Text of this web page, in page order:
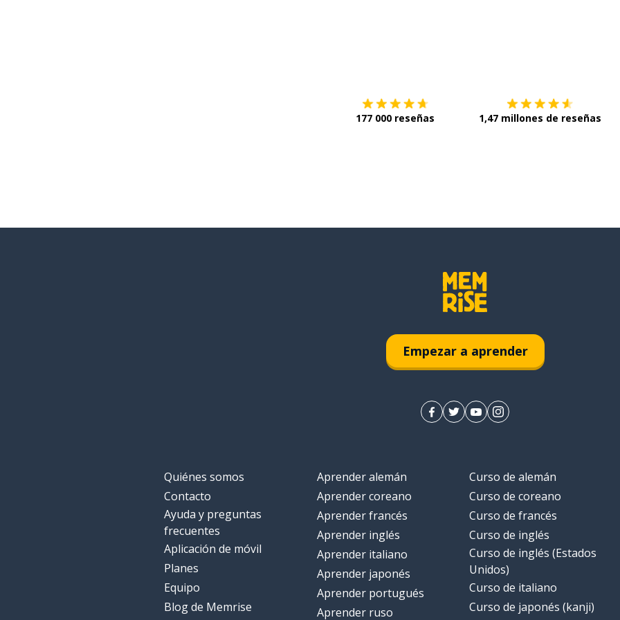
177 000 reseñas 1,47 millones de reseñas
Empezar a aprender
Quiénes somos
Contacto
Ayuda y preguntas
frecuentes
Aplicación de móvil
Planes
Equipo
Blog de Memrise
Aprender alemán
Aprender coreano
Aprender francés
Aprender inglés
Aprender italiano
Aprender japonés
Aprender portugués
Aprender ruso
Curso de alemán
Curso de coreano
Curso de francés
Curso de inglés
Curso de inglés (Estados
Unidos)
Curso de italiano
Curso de japonés (kanji)